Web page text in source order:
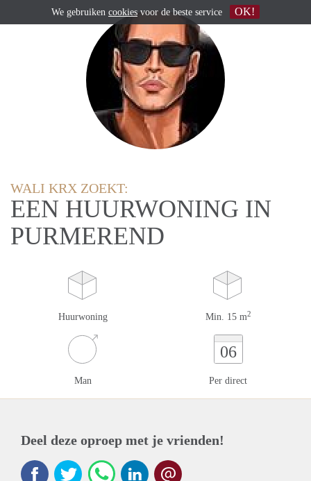
WALI KRX ZOEKT:
EEN HUURWONING IN
PURMEREND
Huurwoning Min. 15 m2
Man
06
Per direct
Deel deze oproep met je vrienden!
We gebruiken cookies voor de beste service OK!